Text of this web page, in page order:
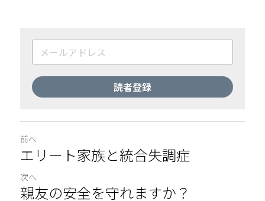
読者登録
前へ
エリート家族と統合失調症
次へ
親友の安全を守れますか？